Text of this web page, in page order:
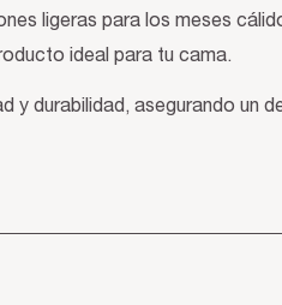
ligeras para los meses
ideal para tu cama.
y durabilidad, asegurando un